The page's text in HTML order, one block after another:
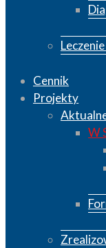
Cennik
Projekty
W